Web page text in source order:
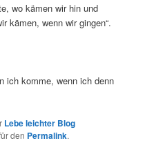
wo kämen wir hin und
kämen, wenn wir gingen“.
ich komme, wenn ich denn
Lebe leichter Blog
den Permalink.